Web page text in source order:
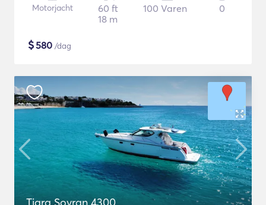
Motorjacht
60 ft
18 m
100 Varen 0
$580 /dag